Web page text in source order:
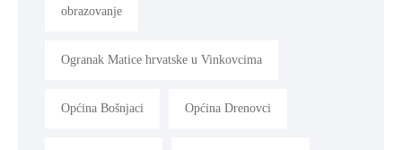
obrazovanje
Ogranak Matice hrvatske u Vinkovcima
Općina Bošnjaci Općina Drenovci